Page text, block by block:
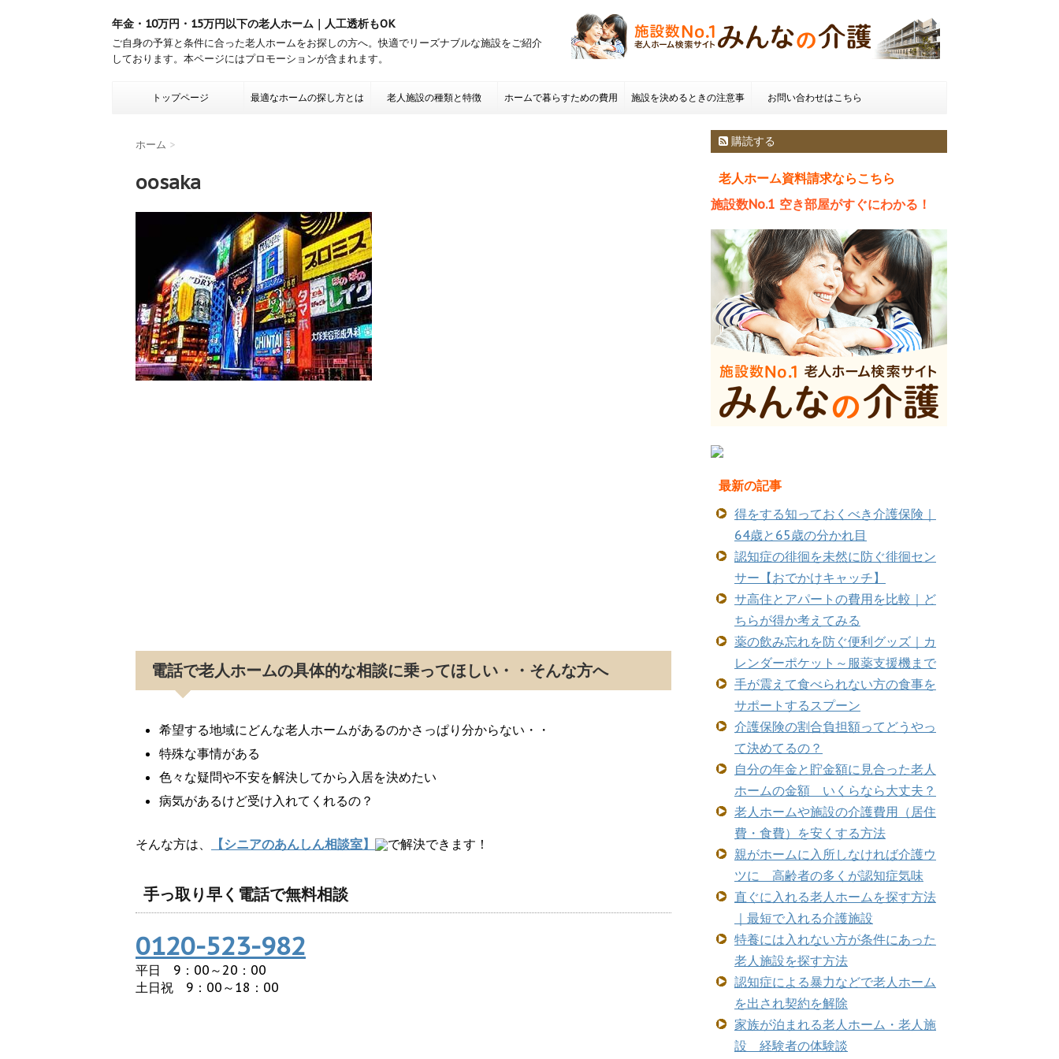
年金・10万円・15万円以下の老人ホーム｜人工透析もOK
ご自身の予算と条件に合った老人ホームをお探しの方へ。快適でリーズナブルな施設をご紹介
しております。本ページにはプロモーションが含まれます。
トップページ 最適なホームの探し方とは 老人施設の種類と特徴 ホームで暮らすための費用 施設を決めるときの注意事
項 老人ホームの種類とお金
お問い合わせはこちら
ホーム >
oosaka
電話で老人ホームの具体的な相談に乗ってほしい・・そんな方へ
希望する地域にどんな老人ホームがあるのかさっぱり分からない・・
特殊な事情がある
色々な疑問や不安を解決してから入居を決めたい
病気があるけど受け入れてくれるの？
そんな方は、 【シニアのあんしん相談室】 で解決できます！
手っ取り早く電話で無料相談
0120-523-982
平日 9：00～20：00
土日祝 9：00～18：00
購読する
老人ホーム資料請求ならこちら
施設数No.1 空き部屋がすぐにわかる！
最新の記事
得をする知っておくべき介護保険｜
64歳と65歳の分かれ目
認知症の徘徊を未然に防ぐ徘徊セン
サー【おでかけキャッチ】
サ高住とアパートの費用を比較｜ど
ちらが得か考えてみる
薬の飲み忘れを防ぐ便利グッズ｜カ
レンダーポケット～服薬支援機まで
手が震えて食べられない方の食事を
サポートするスプーン
介護保険の割合負担額ってどうやっ
て決めてるの？
自分の年金と貯金額に見合った老人
ホームの金額 いくらなら大丈夫？
老人ホームや施設の介護費用（居住
費・食費）を安くする方法
親がホームに入所しなければ介護ウ
ツに 高齢者の多くが認知症気味
直ぐに入れる老人ホームを探す方法
｜最短で入れる介護施設
特養には入れない方が条件にあった
老人施設を探す方法
認知症による暴力などで老人ホーム
を出され契約を解除
家族が泊まれる老人ホーム・老人施
設 経験者の体験談